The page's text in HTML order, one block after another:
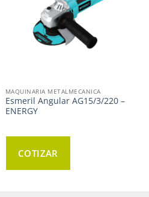
MAQUINARIA METALMECANICA
Esmeril Angular AG15/3/220 –
ENERGY
COTIZAR